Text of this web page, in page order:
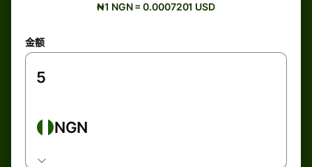
₦1 NGN = 0.0007201 USD
金额
NGN